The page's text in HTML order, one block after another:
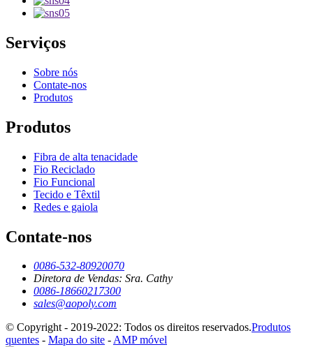
Serviços
Sobre nós
Contate-nos
Produtos
Produtos
Fibra de alta tenacidade
Fio Reciclado
Fio Funcional
Tecido e Têxtil
Redes e gaiola
Contate-nos
0086-532-80920070
Diretora de Vendas: Sra. Cathy
0086-18660217300
sales@aopoly.com
© Copyright - 2019-2022: Todos os direitos reservados.Produtos
quentes - Mapa do site -AMP móvel